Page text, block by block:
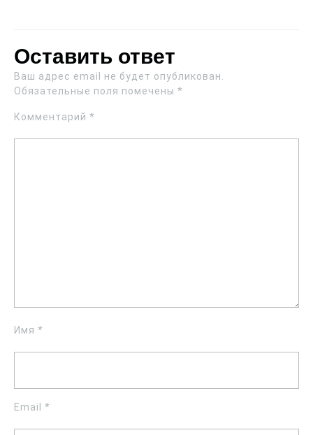
Оставить ответ
Ваш адрес email не будет опубликован.
Обязательные поля помечены *
Комментарий *
Имя *
Email *